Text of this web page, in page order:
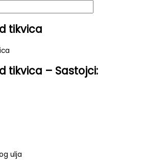
tikvica
tikvica – Sastojci:
ulja